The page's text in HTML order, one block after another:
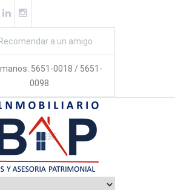
Recomendar a un amigo
5651-0018 / 5651-
0098